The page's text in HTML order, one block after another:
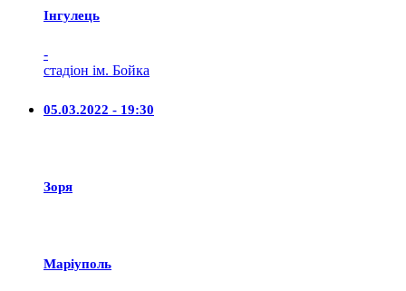
Iнгулець
-
стадіон ім. Бойка
05.03.2022 - 19:30
Зоря
Маріуполь